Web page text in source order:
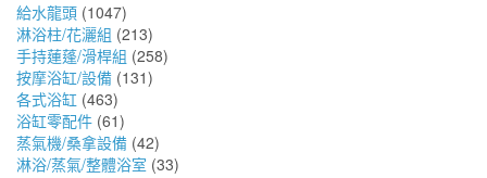
給水龍頭 (1047)
淋浴柱/花灑組 (213)
手持蓮蓬/滑桿組 (258)
按摩浴缸/設備 (131)
各式浴缸 (463)
浴缸零配件 (61)
蒸氣機/桑拿設備 (42)
淋浴/蒸氣/整體浴室 (33)